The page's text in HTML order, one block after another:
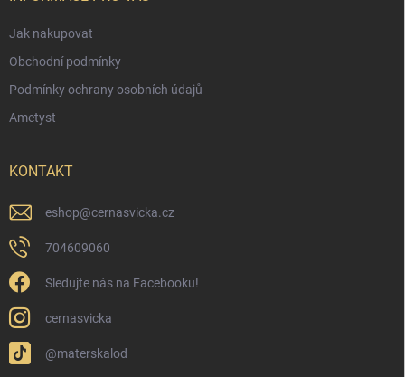
Jak nakupovat
Obchodní podmínky
Podmínky ochrany osobních údajů
Ametyst
KONTAKT
eshop@cernasvicka.cz
704609060
Sledujte nás na Facebooku!
cernasvicka
@materskalod